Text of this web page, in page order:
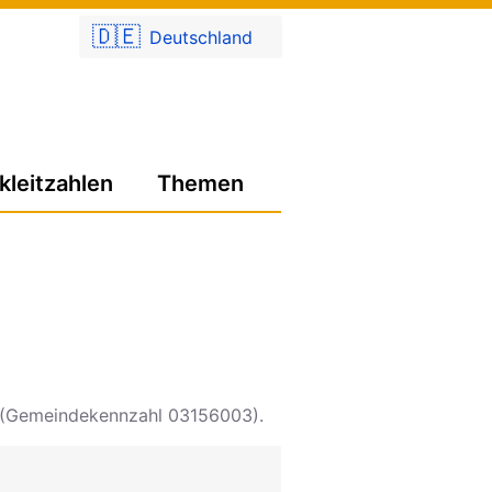
🇩🇪 Deutschland
Themen
(Gemeindekennzahl 03156003).